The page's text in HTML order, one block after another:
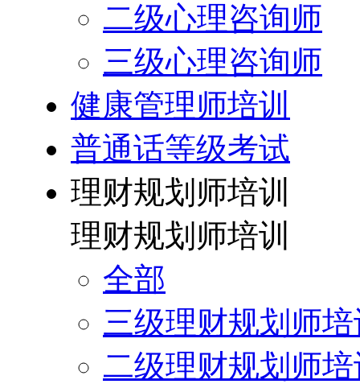
二级心理咨询师
三级心理咨询师
健康管理师培训
普通话等级考试
理财规划师培训
理财规划师培训
全部
三级理财规划师
二级理财规划师